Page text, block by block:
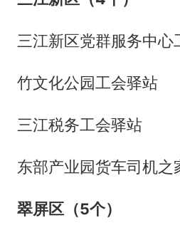
三江新区党群服务中心
竹文化公园工会驿站
三江税务工会驿站
东部产业园货车司机之
翠屏区（5个）